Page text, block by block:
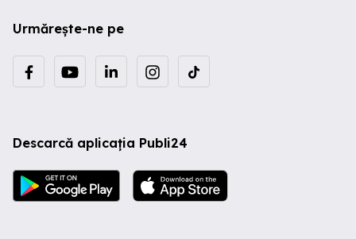
Urmărește-ne pe
Descarcă aplicația Publi24